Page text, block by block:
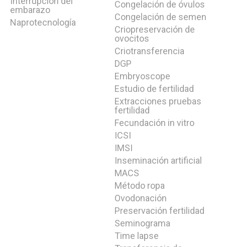
Inseminación artificial
Inseminación artificial con donante
Tratamientos para ser madre soltera
Diagnóstico Genético Preimplantacional
Unidad avanzada de
Plan ahorro Eva para conseguir tu embarazo
Plan Nutricional Eva Para Conseguir
Plan personalizado EVA. Tú eliges la mejor
embarazo
Naprotecnología
Congelación de óvulos
Congelación de semen
Criopreservación de
ovocitos
Criotransferencia
DGP
Embryoscope
Estudio de fertilidad
Extracciones pruebas
fertilidad
Fecundación in vitro
ICSI
IMSI
Inseminación artificial
MACS
Método ropa
Ovodonación
Preservación fertilidad
Seminograma
Time lapse